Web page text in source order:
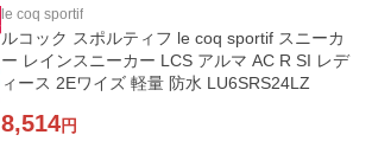
le coq sportif
ルコック スポルティフ le coq sportif スニーカ
ー レインスニーカー LCS アルマ AC R SI レデ
ィース 2Eワイズ 軽量 防水 LU6SRS24LZ
8,514円